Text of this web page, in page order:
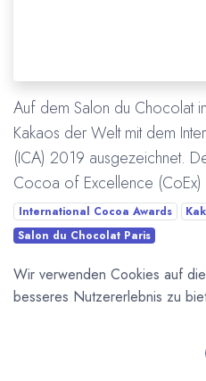
Auf dem Salon du Chocolat
Kakaos der Welt mit dem
(ICA) 2019 ausgezeichnet.
Cocoa of Excellence (CoEx)
International Cocoa Awards
Salon du Chocolat Paris
Mehr lesen
Wir verwenden Cookies auf
besseres Nutzererlebnis zu